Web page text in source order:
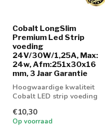
Cobalt LongSlim
Premium Led Strip
voeding
24V/30W/1,25A, Max:
24w, Afm:251x30x16
mm, 3 Jaar Garantie
Hoogwaardige kwaliteit
Cobalt LED strip voeding
€10,30
Op voorraad